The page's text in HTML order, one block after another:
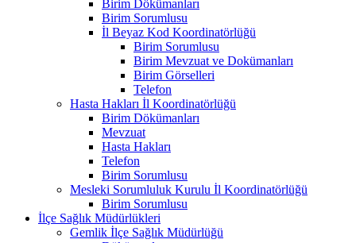
Birim Dökümanları
Birim Sorumlusu
İl Beyaz Kod Koordinatörlüğü
Birim Sorumlusu
Birim Mevzuat ve Dokümanları
Birim Görselleri
Telefon
Hasta Hakları İl Koordinatörlüğü
Birim Dökümanları
Mevzuat
Hasta Hakları
Telefon
Birim Sorumlusu
Mesleki Sorumluluk Kurulu İl Koordinatörlüğü
Birim Sorumlusu
İlçe Sağlık Müdürlükleri
Gemlik İlçe Sağlık Müdürlüğü